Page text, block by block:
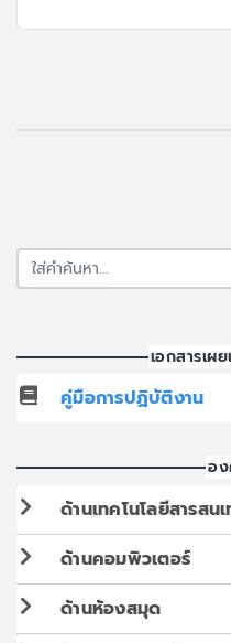
เอกสารเผ
คู่มือการปฏิบัติงาน
อ
ด้านเทคโนโลยีสารสน
ด้านคอมพิวเตอร์
ด้านห้องสมุด